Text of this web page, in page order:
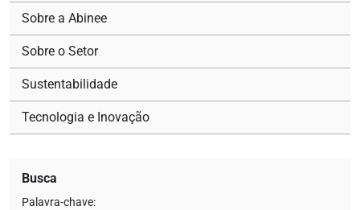
Sobre a Abinee
Sobre o Setor
Sustentabilidade
Tecnologia e Inovação
Busca
Palavra-chave: